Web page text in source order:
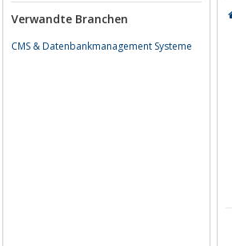
Verwandte Branchen
CMS & Datenbankmanagement Systeme